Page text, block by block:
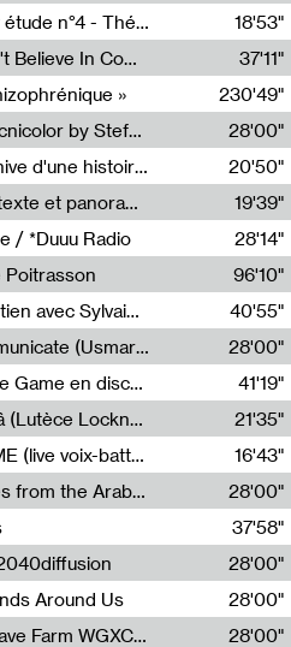
Mimésis : MATERIA PRIMA # étude n°4 - Théâtre de l’Aquarium
Crisi
18'53"
Ok Deluxe (full album) - I Don't Believe In Computing
37'11"
»
230'49"
Radia Show #1098: Radio Tecnicolor by Stefan Nussbaumer & Georg Zichy (Radio Orange 94.0)
28'00"
Mémoires en Creux #2 : Archive d'une histoire artistique
20'50"
Mémoires en Creux #1 : Contexte et panorama
19'39"
/ *Duuu Radio
28'14"
Poitrasson
96'10"
Anatomie du Tomason, entretien avec Sylvain Cardonnel
40'55"
Radia Show #1095 : To Communicate (Usmaradio)
28'00"
Light turbulences #2 : Jérôme Game en discussion avec Thomas Corlin
41'19"
Light turbulences #3 : Le Châ (Lutèce Lockness)
21'35"
Light turbulences #1 : ON TIME (live voix-batterie) avec Jérôme Game & Jean-Michel Espitallier
16'43"
Radia Show #1094 Chronicles from the Arab Cold War by Ghazi Barakat
28'00"
37'58"
28'00"
Around Us
28'00"
Radia Show #1090 : Radia Wave Farm WGXC Corey De Juan Sherrard Jr Startalk
28'00"